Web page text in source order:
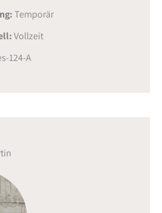
Temporär
Vollzeit
124-A